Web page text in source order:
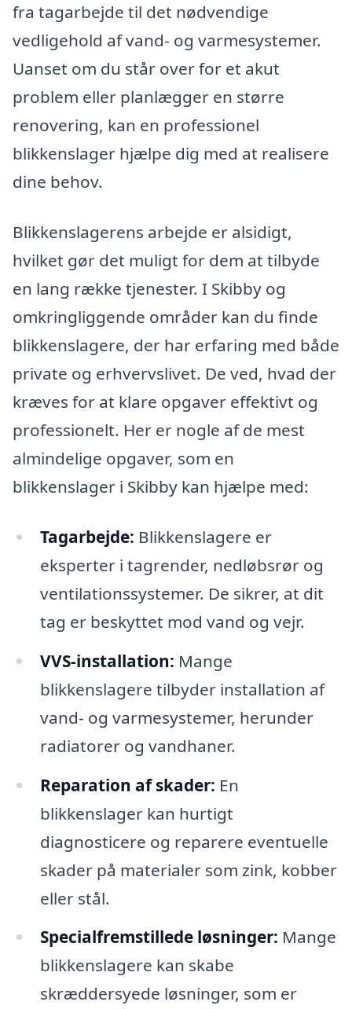
fra tagarbejde til det nødvendige
vedligehold af vand- og varmesystemer.
Uanset om du står over for et akut
problem eller planlægger en større
renovering, kan en professionel
blikkenslager hjælpe dig med at realisere
dine behov.
Blikkenslagerens arbejde er alsidigt,
hvilket gør det muligt for dem at tilbyde
en lang række tjenester. I Skibby og
omkringliggende områder kan du finde
blikkenslagere, der har erfaring med både
private og erhvervslivet. De ved, hvad der
kræves for at klare opgaver effektivt og
professionelt. Her er nogle af de mest
almindelige opgaver, som en
blikkenslager i Skibby kan hjælpe med:
Tagarbejde: Blikkenslagere er
eksperter i tagrender, nedløbsrør og
ventilationssystemer. De sikrer, at dit
tag er beskyttet mod vand og vejr.
VVS-installation: Mange
blikkenslagere tilbyder installation af
vand- og varmesystemer, herunder
radiatorer og vandhaner.
Reparation af skader: En
blikkenslager kan hurtigt
diagnosticere og reparere eventuelle
skader på materialer som zink, kobber
eller stål.
Specialfremstillede løsninger: Mange
blikkenslagere kan skabe
skræddersyede løsninger, som er